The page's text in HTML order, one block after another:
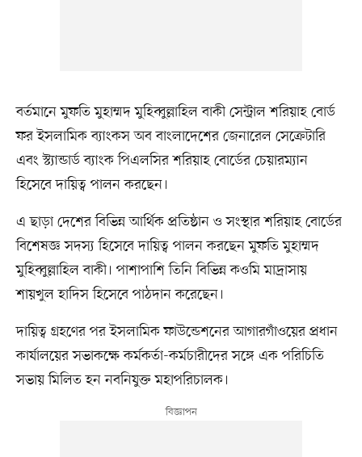
বর্তমানে মুফতি মুহাম্মদ মুহিব্বুল্লাহিল বাকী সেন্ট্রাল শরিয়াহ বোর্ড
ফর ইসলামিক ব্যাংকস অব বাংলাদেশের জেনারেল সেক্রেটারি
এবং স্ট্যান্ডার্ড ব্যাংক পিএলসির শরিয়াহ বোর্ডের চেয়ারম্যান
হিসেবে দায়িত্ব পালন করছেন।
এ ছাড়া দেশের বিভিন্ন আর্থিক প্রতিষ্ঠান ও সংস্থার শরিয়াহ বোর্ডের
বিশেষজ্ঞ সদস্য হিসেবে দায়িত্ব পালন করছেন মুফতি মুহাম্মদ
মুহিব্বুল্লাহিল বাকী। পাশাপাশি তিনি বিভিন্ন কওমি মাদ্রাসায়
শায়খুল হাদিস হিসেবে পাঠদান করেছেন।
দায়িত্ব গ্রহণের পর ইসলামিক ফাউন্ডেশনের আগারগাঁওয়ের প্রধান
কার্যালয়ের সভাকক্ষে কর্মকর্তা-কর্মচারীদের সঙ্গে এক পরিচিতি
সভায় মিলিত হন নবনিযুক্ত মহাপরিচালক।